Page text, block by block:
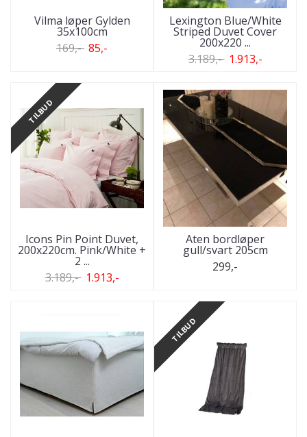
Vilma løper Gylden
35x100cm
169,- 85,-
Lexington Blue/White
Striped Duvet Cover
200x220 ...
3.189,- 1.913,-
TILBUD
Icons Pin Point Duvet,
200x220cm. Pink/White +
2 ...
3.189,- 1.913,-
Aten bordløper
gull/svart 205cm
299,-
TILBUD